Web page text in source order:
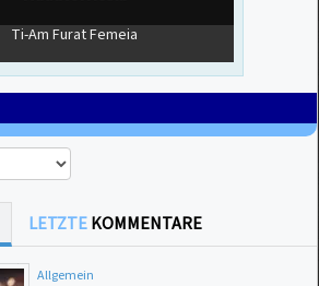
LETZTE KOMMENTARE
Allgemein